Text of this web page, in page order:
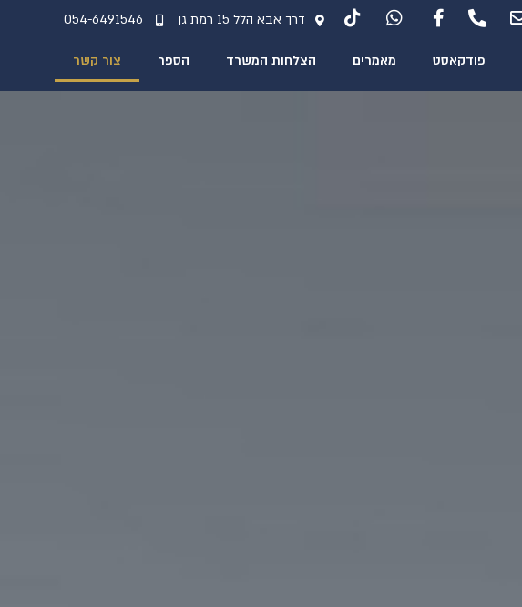
דרך אבא הלל 15 רמת גן 054-6491546
פודקאסט מאמרים הצלחות המשרד הספר צור קשר